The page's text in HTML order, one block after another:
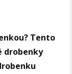
Tento
drobenky